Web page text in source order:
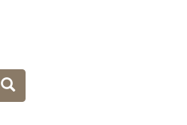
Pencarian